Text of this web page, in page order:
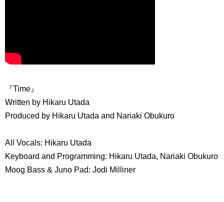
『Time』
Written by Hikaru Utada
Produced by Hikaru Utada and Nariaki Obukuro
All Vocals: Hikaru Utada
Keyboard and Programming: Hikaru Utada, Nariaki Obukuro
Moog Bass & Juno Pad: Jodi Milliner